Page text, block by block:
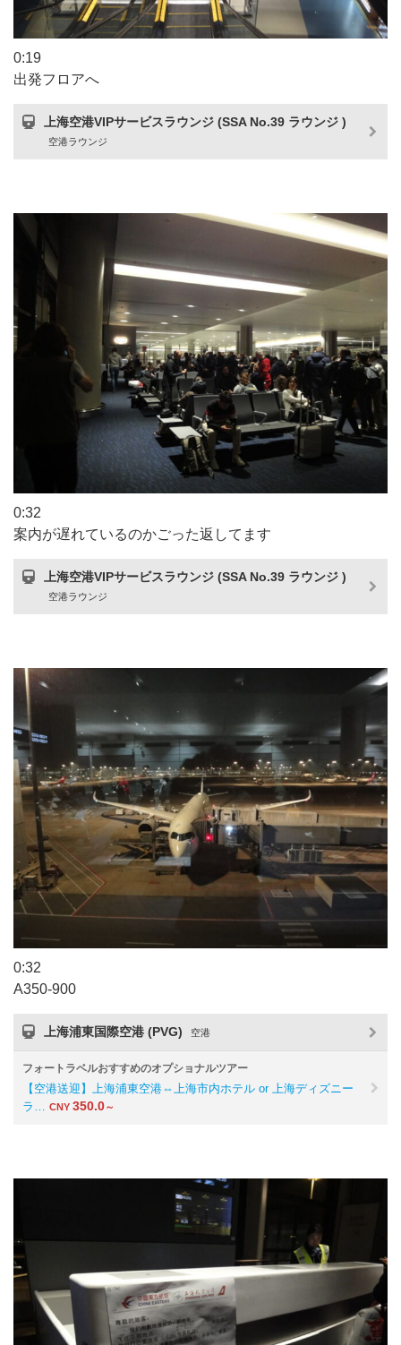
0:19
出発フロアへ
上海空港VIPサービスラウンジ (SSA No.39 ラウンジ )
空港ラウンジ
0:32
案内が遅れているのかごった返してます
上海空港VIPサービスラウンジ (SSA No.39 ラウンジ )
空港ラウンジ
0:32
A350-900
上海浦東国際空港 (PVG) 空港
フォートラベルおすすめのオプショナルツアー
【空港送迎】上海浦東空港⇔上海市内ホテル or 上海ディズニー
ラ… CNY 350.0～